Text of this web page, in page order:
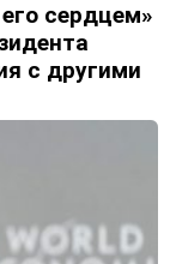
сердцем»
с другими